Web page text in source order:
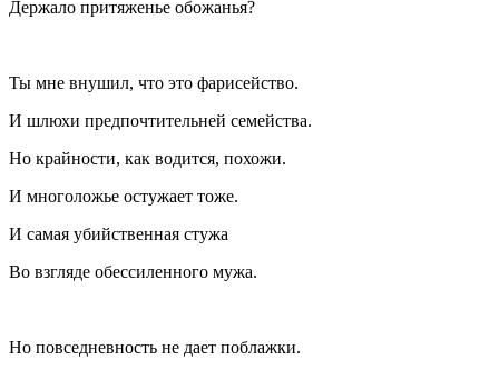
Держало притяженье обожанья?
Ты мне внушил, что это фарисейство.
И шлюхи предпочтительней семейства.
Но крайности, как водится, похожи.
И многоложье остужает тоже.
И самая убийственная стужа
Во взгляде обессиленного мужа.
Но повседневность не дает поблажки.